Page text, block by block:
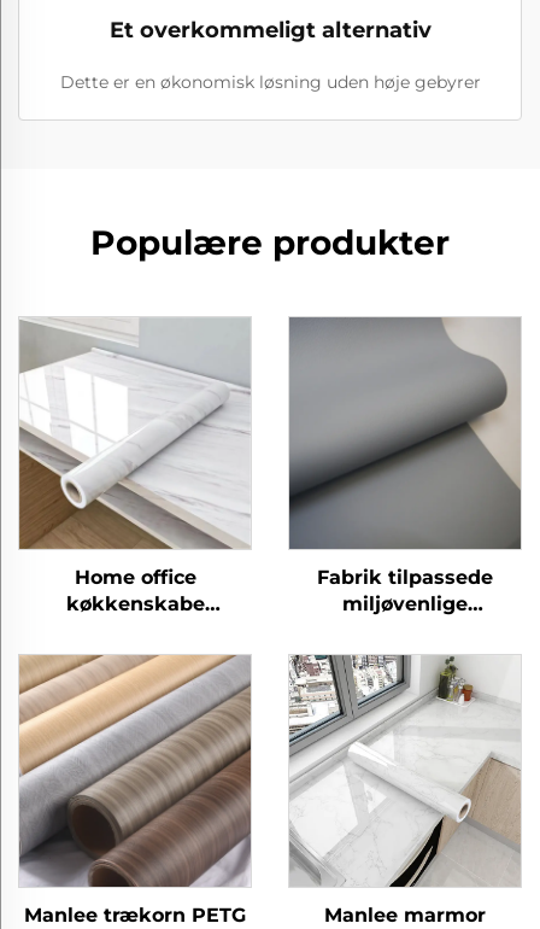
Et overkommeligt alternativ
Dette er en økonomisk løsning uden høje gebyrer
Populære produkter
Home office
køkkenskabe
beskyttelsesfilm petg
møbler dekorative
marmorfilm
Fabrik tilpassede
miljøvenlige
hjemmekontor petg
møbler dekorative
prægede film
Manlee trækorn PETG Manlee marmor